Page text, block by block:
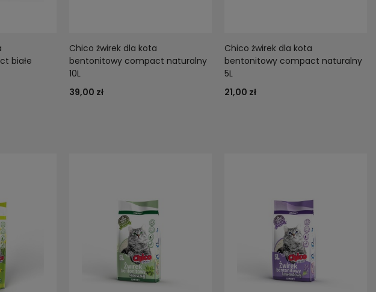
białe
Chico żwirek dla kota
bentonitowy compact naturalny
10L
39,00 zł
Chico żwirek dla kota
bentonitowy compact naturalny
5L
21,00 zł